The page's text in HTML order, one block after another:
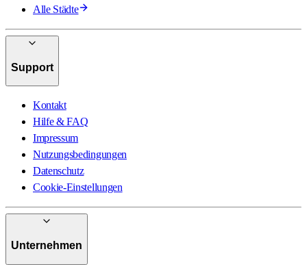
Alle Städte
Support
Kontakt
Hilfe & FAQ
Impressum
Nutzungsbedingungen
Datenschutz
Cookie-Einstellungen
Unternehmen